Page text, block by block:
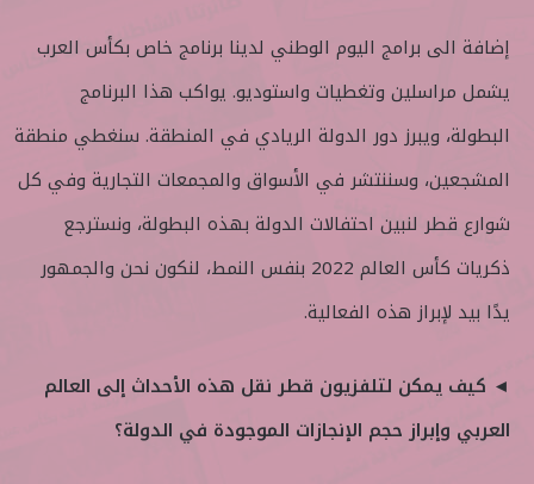
إضافة الى برامج اليوم الوطني لدينا برنامج خاص بكأس العرب
يشمل مراسلين وتغطيات واستوديو. يواكب هذا البرنامج
البطولة، ويبرز دور الدولة الريادي في المنطقة. سنغطي منطقة
المشجعين، وسننتشر في الأسواق والمجمعات التجارية وفي كل
شوارع قطر لنبين احتفالات الدولة بهذه البطولة، ونسترجع
ذكريات كأس العالم 2022 بنفس النمط، لنكون نحن والجمهور
يدًا بيد لإبراز هذه الفعالية.
◄ كيف يمكن لتلفزيون قطر نقل هذه الأحداث إلى العالم
العربي وإبراز حجم الإنجازات الموجودة في الدولة؟